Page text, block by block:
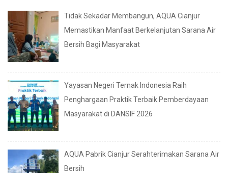
Tidak Sekadar Membangun, AQUA Cianjur
Memastikan Manfaat Berkelanjutan Sarana Air
Bersih Bagi Masyarakat
Yayasan Negeri Ternak Indonesia Raih
Penghargaan Praktik Terbaik Pemberdayaan
Masyarakat di DANSIF 2026
AQUA Pabrik Cianjur Serahterimakan Sarana Air
Bersih